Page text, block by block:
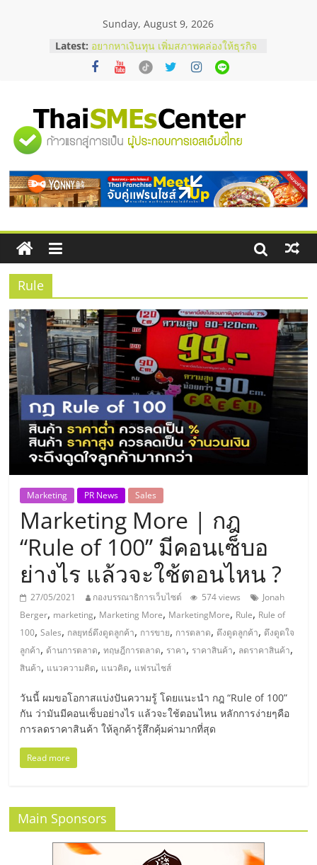
Sunday, August 9, 2026
Latest:
บริษัท Cybersecurity ในไทยที่ไหนดี?
วิธีเลือกผู้ให้บริการให้คุ้มค่าและตอบ
โจทย์ธุรกิจ
อยากหาเงินทุน เพิ่มสภาพคล่องให้ธุรกิจ
บริการน้ำมัน Shell
สัมมนาลงทุน แฟรนไชส์ยอนนี่
ThaiFranchise Meet Up จับคู่แฟรน
ร้านเครื่องเสียงคุณภาพสูง พร้อม
โซลูชันระบบภาพและเสียง
"ศูนย์
รวม
ข้อมูล
ธุรกิจ
SME
แห่ง
ประเทศไทย,
ThaiSMEsCenter,
รวม
ธุรกิจ
เอ
ส
เอ็
มอี
ไทย,
SMEs,
แฟ
รน
ไชส์,
Rule
Marketing PR News Sales
Marketing More | กฎ
“Rule of 100” มีคอนเซ็บอ
ย่างไร แล้วจะใช้ตอนไหน ?
27/05/2021 กองบรรณาธิการเว็บไซต์ 574 views
Jonah
Berger, marketing, Marketing More, MarketingMore, Rule, Rule of
100,Sales, กลยุทธ์ดึงดูดลูกค้า, การขาย, การตลาด, ดึงดูดลูกค้า, ดึงดูดใจ
ลูกค้า, ด้านการตลาด,ทฤษฎีการตลาด, ราคา, ราคาสินค้า, ลดราคาสินค้า,
สินค้า, แนวความคิด, แนวคิด, แฟรนไชส์
วันนี้ ผมขอโอกาสแบ่งปันความรู้ โดยแนะนำ กฎ “Rule of 100”
กัน ว่ามันมีคอนเซ็บอย่างไร แล้วจะใช้ตอนไหน หลักการง่ายๆคือ
การลดราคาสินค้า ให้ลูกค้ารู้สึกคุ้มค่ามากที่สุด
Read more
Main Sponsors